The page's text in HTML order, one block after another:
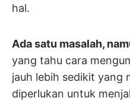
hal.
Ada satu masalah,
yang tahu cara
jauh lebih sedikit yang
diperlukan untuk